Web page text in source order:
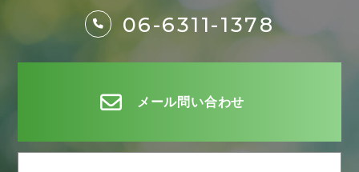
06-6311-1378
メール問い合わせ